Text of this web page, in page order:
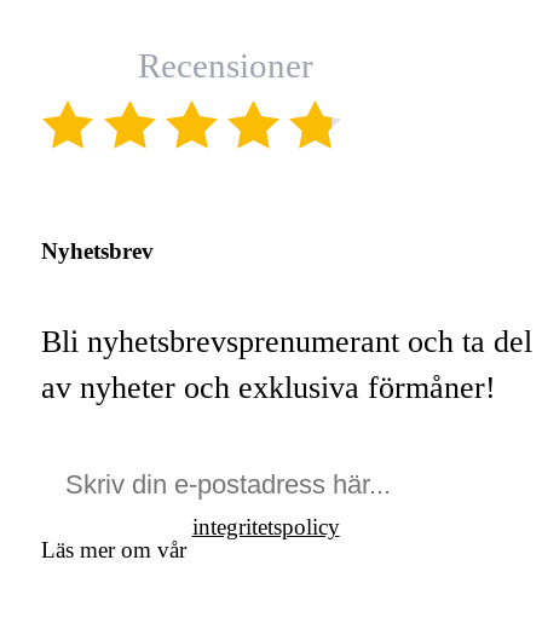
Recensioner
Nyhetsbrev
Bli nyhetsbrevsprenumerant och ta del
av nyheter och exklusiva förmåner!
Läs mer om vår
integritetspolicy